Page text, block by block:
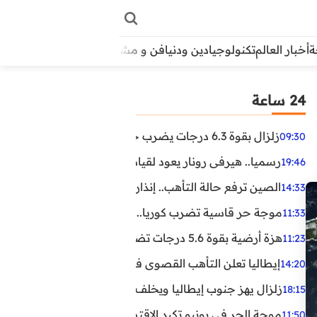
أخبار العالمتكنولوجيادين ودنيافن و مشاهير
24 ساعة
09:30زلزال بقوة 6.3 درجات يضرب جنوب الفلبين.. ولا تحذير من تسونامي حتى الآن
19:46رسميا.. هيرفي رونار يعود لقيادة منتخب كوت ديفوار
14:33الصين ترفع حالة التأهب.. إنذاران جديدان بسبب الأمطار
11:33موجة حر قاسية تضرب كوريا.. وفيات وإصابات ونفوق مئات
11:23هزة أرضية بقوة 5.6 درجات تضرب مصر
14:20إيطاليا تعلن التأهب القصوى في 23 مدينة بسبب موجة حر شديدة
18:15زلزال يهز جنوب إيطاليا ويخلف عشرات الجرحى